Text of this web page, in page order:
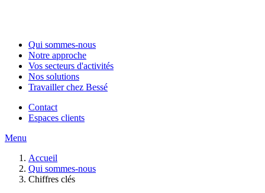
Qui sommes-nous
Notre approche
Vos secteurs d'activités
Nos solutions
Travailler chez Bessé
Contact
Espaces clients
Menu
Accueil
Qui sommes-nous
Chiffres clés